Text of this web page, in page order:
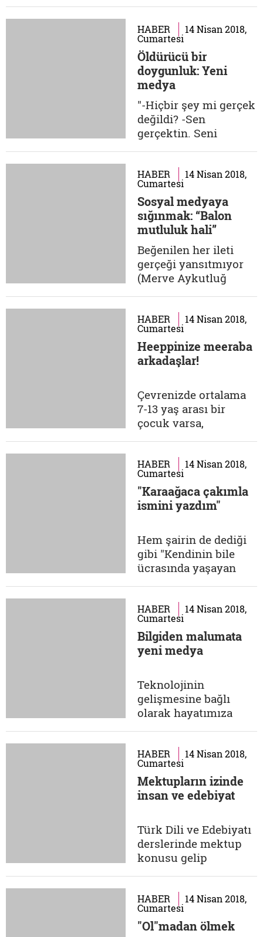
NuDay...
zamandır mektup
yerine bu akıllı
telefonları
kullanıyorum. Yakın
zamanda bir mektup
kaleme aldım ama.
Kökenlerimi bulmak
için eski
Yugoslavya'ya
mektup yolladım.
Elimizde...
HABER 14 Nisan 2018,
Cumartesi
Öldürücü bir
doygunluk: Yeni
medya
"-Hiçbir şey mi gerçek
değildi? -Sen
gerçektin. Seni
buydu." Truman Show
(1998) Yeni medyadan
"yeni" ibaresinin
kalkmasının zamanı
geldi de...
HABER 14 Nisan 2018,
Cumartesi
Sosyal medyaya
sığınmak: “Balon
mutluluk hali”
Beğenilen her ileti
gerçeği yansıtmıyor
(Merve Aykutluğ
dediğimiz kavram çok
uzun bir süredir
hayatımızda olmasına
rağmen artık bu
yeni medya diye
ayrışmakta. Öncelikle
geleneksel medyada
karşılaşılan...
HABER 14 Nisan 2018,
Cumartesi
Heeppinize meeraba
arkadaşlar!
Çevrenizde ortalama
7-13 yaş arası bir
çocuk varsa,
başlıktaki gibi bir
cümle duymanız
büyük bir olasılık
çünkü özellikle bu yaş
"youtuber olmak"
veya "bir youtuberın
takipçisi olmak!" Kimi
HABER 14 Nisan 2018,
Cumartesi
"Karaağaca çakımla
ismini yazdım"
Hem şairin de dediği
gibi "Kendinin bile
ücrasında yaşayan
olabilir?" Artık o kadar
kendimizden uzağız
ki başka birinden
uzak olmanın ne
İşte insanın birisini
özleyebildiği
zamanlardan bir
mektup derlemesi...
HABER 14 Nisan 2018,
Cumartesi
Bilgiden malumata
yeni medya
Teknolojinin
gelişmesine bağlı
olarak hayatımıza
medya ve hemen
hepimizin hayatında
neredeyse baş köşeye
oturdu. Facebook,
günlük rutinimizin
vazgeçilmez
mecralarını da
kapsayan yeni medya,
tam olarak...
HABER 14 Nisan 2018,
Cumartesi
Mektupların izinde
insan ve edebiyat
Türk Dili ve Edebiyatı
derslerinde mektup
konusu gelip
o meşhur soruyu
yöneltirim: "En son ne
zaman bir mektup
HABER 14 Nisan 2018,
Cumartesi
"Ol"madan ölmek